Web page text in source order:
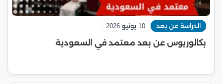
الدراسة عن بعد 10 يونيو 2026
بكالوريوس عن بعد معتمد في السعودية